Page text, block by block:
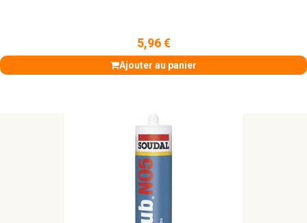
5,96 €
Ajouter au panier